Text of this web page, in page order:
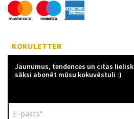
KOKULETTER
Jaunumus, tendences un citas
sāksi abonēt mūsu kokuvēstuli :)
E-pasts*